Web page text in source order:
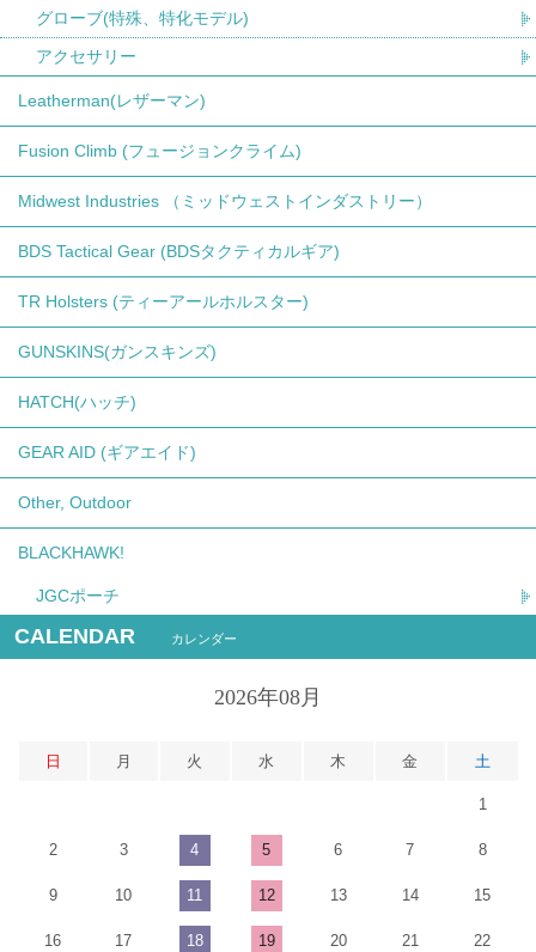
グローブ(特殊、特化モデル)
アクセサリー
Leatherman(レザーマン)
Fusion Climb (フュージョンクライム)
Midwest Industries （ミッドウェストインダストリー）
BDS Tactical Gear (BDSタクティカルギア)
TR Holsters (ティーアールホルスター)
GUNSKINS(ガンスキンズ)
HATCH(ハッチ)
GEAR AID (ギアエイド)
Other, Outdoor
BLACKHAWK!
JGCポーチ
CALENDAR カレンダー
2026年08月
日 月 火 水 木 金 土
1
2 3 4 5 6 7 8
9 10 11 12 13 14 15
16 17 18 19 20 21 22